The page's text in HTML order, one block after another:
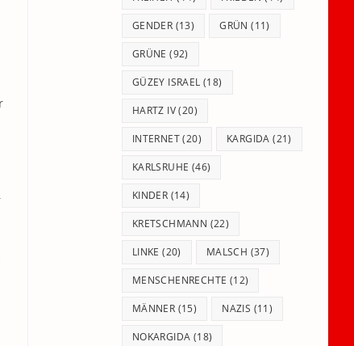
GENDER (13) GRÜN (11)
GRÜNE (92)
GÜZEY ISRAEL (18)
HARTZ IV(20)
INTERNET(20) KARGIDA (21)
KARLSRUHE (46)
KINDER (14)
KRETSCHMANN (22)
LINKE (20) MALSCH (37)
MENSCHENRECHTE (12)
MÄNNER (15) NAZIS (11)
NOKARGIDA (18)